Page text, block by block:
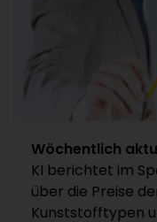
Wöchentlich
KI berichtet im
über die Preise
Kunststofftypen